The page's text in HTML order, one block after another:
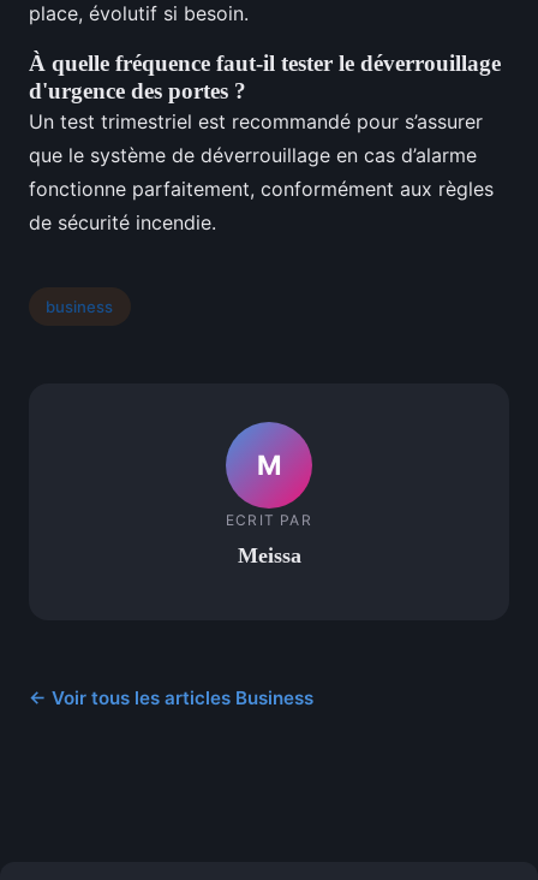
place, évolutif si besoin.
À quelle fréquence faut-il tester le déverrouillage
d'urgence des portes ?
Un test trimestriel est recommandé pour s’assurer
que le système de déverrouillage en cas d’alarme
fonctionne parfaitement, conformément aux règles
de sécurité incendie.
business
M
ECRIT PAR
Meissa
← Voir tous les articles Business